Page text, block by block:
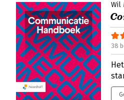
Wil
38